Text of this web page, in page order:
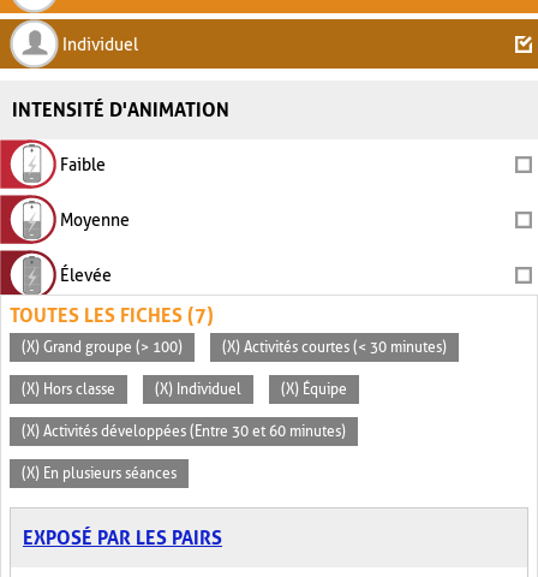
Individuel
INTENSITÉ D'ANIMATION
Faible
Moyenne
Élevée
TOUTES LES FICHES (7)
(X) Grand groupe (> 100) (X) Activités courtes (< 30 minutes)
(X) Hors classe (X) Individuel (X) Équipe
(X) Activités développées (Entre 30 et 60 minutes)
(X) En plusieurs séances
EXPOSÉ PAR LES PAIRS